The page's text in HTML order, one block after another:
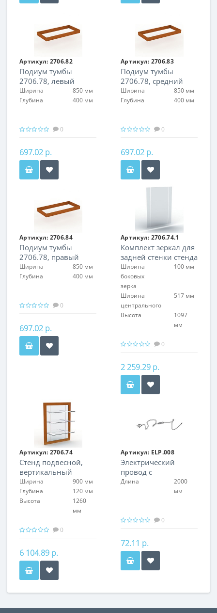
Артикул: 2706.82
Подиум тумбы
2706.78, левый
Ширина
850 мм
Глубина
400 мм
0
697.02 р.
Артикул: 2706.83
Подиум тумбы
2706.78, средний
Ширина
850 мм
Глубина
400 мм
0
697.02 р.
Артикул: 2706.84
Подиум тумбы
2706.78, правый
Ширина
850 мм
Глубина
400 мм
0
697.02 р.
Артикул: 2706.74.1
Комплект зеркал для
задней стенки стенда
2706.74
Ширина
боковых
зерка
100 мм
Ширина
центрального
517 мм
Высота
1097
мм
0
2 259.29 р.
Артикул: 2706.74
Стенд подвесной,
вертикальный
Ширина
900 мм
Глубина
120 мм
Высота
1260
мм
0
6 104.89 р.
Артикул: ELP.008
Электрический
провод с
выключателем и
Длина
2000
мм
0
72.11 р.